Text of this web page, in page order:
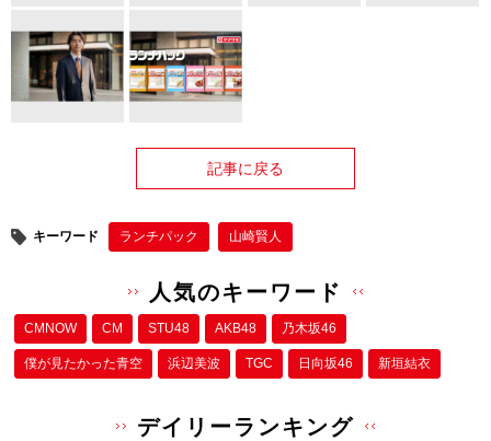
記事に戻る
キーワード ランチパック 山崎賢人
人気のキーワード
CMNOW CM STU48 AKB48 乃木坂46
僕が⾒たかった⻘空 浜辺美波 TGC 日向坂46 新垣結衣
デイリーランキング